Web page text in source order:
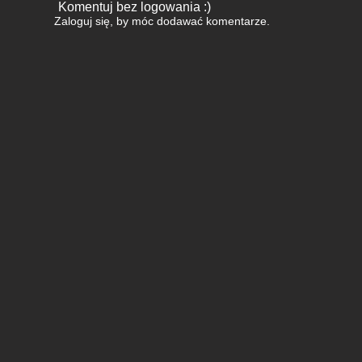
Komentuj bez logowania :)
Zaloguj się, by móc dodawać komentarze.